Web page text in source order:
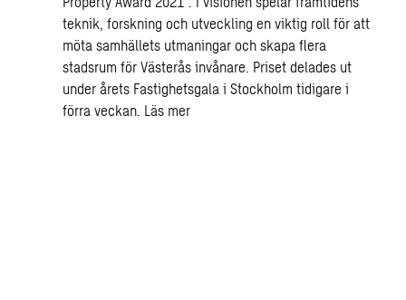
teknik, forskning och utveckling en viktig roll för att
möta samhällets utmaningar och skapa flera
stadsrum för Västerås invånare. Priset delades ut
under årets Fastighetsgala i Stockholm tidigare i
förra veckan. Läs mer